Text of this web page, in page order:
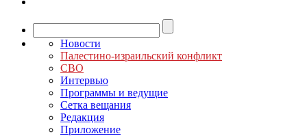
Новости
Палестино-израильский конфликт
СВО
Интервью
Программы и ведущие
Сетка вещания
Редакция
Приложение